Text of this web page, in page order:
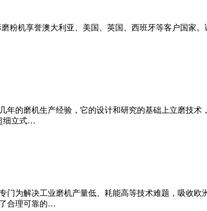
粉机享誉澳大利亚、美国、英国、西班牙等客户国家
年的磨机生产经验，它的设计和研究的基础上立磨技
细立式…
门为解决工业磨机产量低、耗能高等技术难题，吸收
合理可靠的…